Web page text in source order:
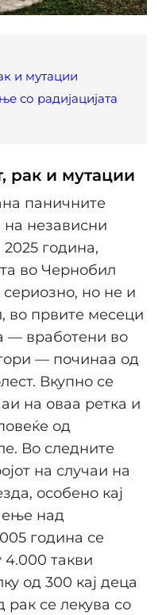
и мутации
со радијацијата
рак и мутации
паничните
на независни
година,
во Чернобил
но не и
во првите месеци
— вработени во
— починаа од
Вкупно се
на оваа ретка и
од
Во следните
на случаи на
особено кај
над
година се
такви
од 300 кај деца
рак се лекува со